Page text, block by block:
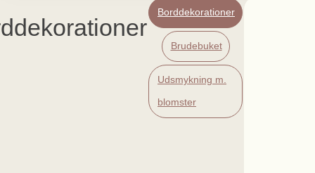
Borddekorationer
Brudebuket
Udsmykning m.
blomster